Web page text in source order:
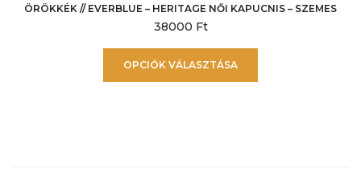
ÖRÖKKÉK // EVERBLUE – HERITAGE NŐI KAPUCNIS – SZEMES
38000 Ft
OPCIÓK VÁLASZTÁSA